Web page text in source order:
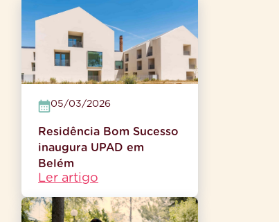
05/03/2026
Residência Bom Sucesso
inaugura UPAD em
Belém
Ler artigo